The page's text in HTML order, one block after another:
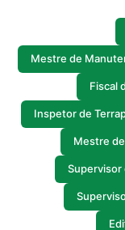
Mestre de
Fiscal
Inspetor de
Mestre
Supervisor